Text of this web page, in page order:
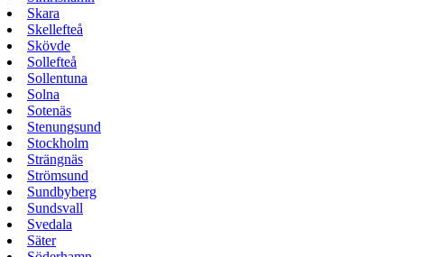
Skara
Skellefteå
Skövde
Sollefteå
Sollentuna
Solna
Sotenäs
Stenungsund
Stockholm
Strängnäs
Strömsund
Sundbyberg
Sundsvall
Svedala
Säter